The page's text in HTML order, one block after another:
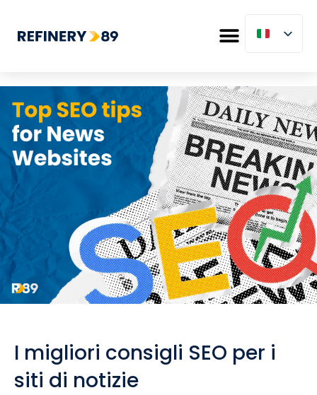
I migliori consigli SEO per i
siti di notizie